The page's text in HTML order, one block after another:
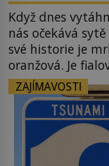
Když dnes
nás očekává
své historie je
oranžová. Je
téměř černá. Až
šlechtění se z ní
zahradu ani
ZAJÍMAVOSTI